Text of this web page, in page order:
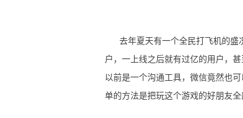
去年夏天有一个全民打飞机的盛
户，一上线之后就有过亿的用户，
以前是一个沟通工具，微信竟然也
单的方法是把玩这个游戏的好朋友全